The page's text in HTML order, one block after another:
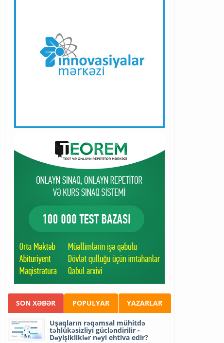
SON XƏBƏR POPULYAR YAZARLAR
Uşaqların rəqəmsal mühitdə
təhlükəsizliyi gücləndirilir -
Dəyişikliklər nəyi ehtiva edir?